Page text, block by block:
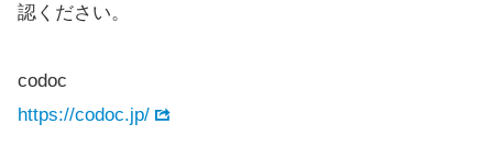
認ください。
codoc
https://codoc.jp/